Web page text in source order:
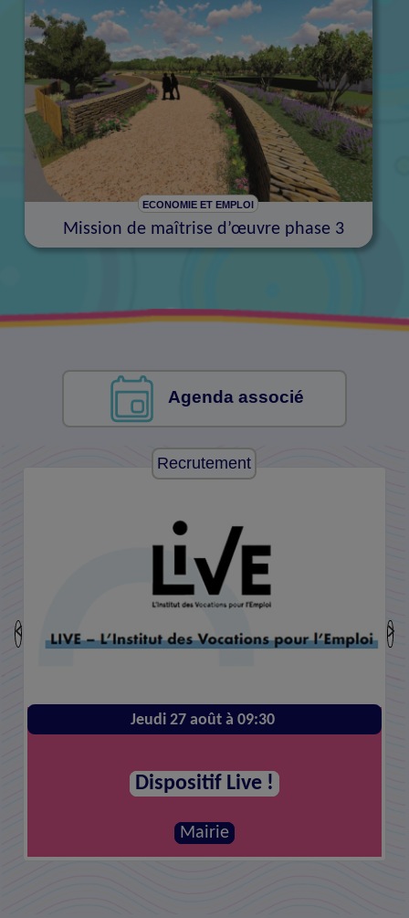
ECONOMIE ET EMPLOI
Mission de maîtrise d’œuvre phase 3
Agenda associé
Recrutement
Jeudi 27 août à 09:30
Dispositif Live !
Mairie